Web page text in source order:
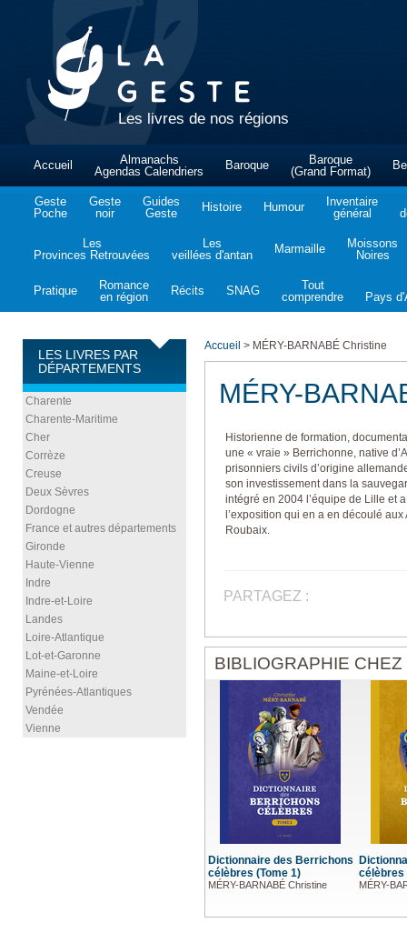
Les livres de nos régions
Accueil
Almanachs
Agendas Calendriers
Baroque
Baroque
(Grand Format)
Geste
Poche
Geste
noir
Guides
Geste
Histoire Humour
Inventaire
général
Les
Provinces Retrouvées
Les
veillées d'antan
Marmaille
Moissons
Noires
Pratique
Romance
en région
Récits SNAG
Tout
comprendre
Pays
LES LIVRES PAR
DÉPARTEMENTS
Charente
Charente-Maritime
Cher
Corrèze
Creuse
Deux Sèvres
Dordogne
France et autres départements
Gironde
Haute-Vienne
Indre
Indre-et-Loire
Landes
Loire-Atlantique
Lot-et-Garonne
Maine-et-Loire
Pyrénées-Atlantiques
Vendée
Vienne
Accueil > MÉRY-BARNABÉ Christine
MÉRY-
Historienne de formation,
une « vraie » Berrichonne, native
prisonniers civils d’origine
son investissement dans la
intégré en 2004 l’équipe de Lille et
l’exposition qui en a en découlé
Roubaix.
PARTAGEZ :
BIBLIOGRAPHIE
Dictionnaire des Berrichons
célèbres (Tome 1)
MÉRY-BARNABÉ Christine
célèbres
MÉRY-